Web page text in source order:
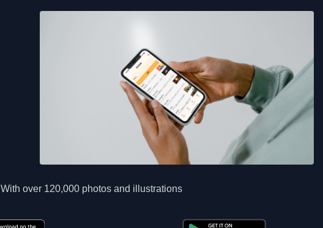
With over 120,000 photos and illustrations